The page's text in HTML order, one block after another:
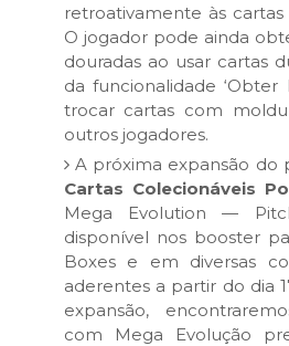
retroativamente às
O jogador pode ainda
douradas ao usar cartas
da funcionalidade ‘Obter
trocar cartas com
outros jogadores.
A próxima expansão
Cartas Colecionáveis
Mega Evolution —
disponível nos booster
Boxes e em diversas
aderentes a partir do dia
expansão,
com Mega Evolução